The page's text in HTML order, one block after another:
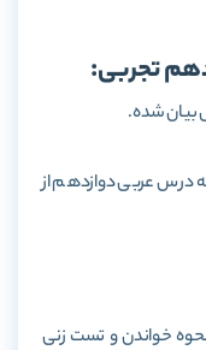
تجربی:
بیان شده.
درس عربی دوازدهم از
با نحوه خواندن و تست زنی